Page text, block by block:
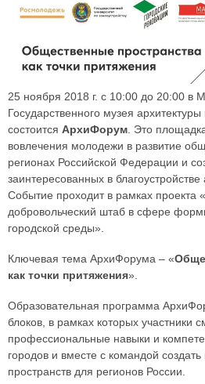
25 ноября 2018 г. с 10:00 до 20:00 в
Государственного музея
состоится АрхиФорум . Это
вовлечения молодежи в развитие
регионах Российской Федерации и
заинтересованных в благоустройстве
Событие проходит в рамках проекта
добровольческий штаб в сфере
городской среды».
Ключевая тема АрхиФорума – «
как точки притяжения».
Образовательная программа
блоков, в рамках которых участники
профессиональные навыки и
городов и вместе с командой
пространств для регионов России.